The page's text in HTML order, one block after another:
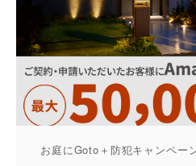
お庭にGoto＋防犯キャンペー